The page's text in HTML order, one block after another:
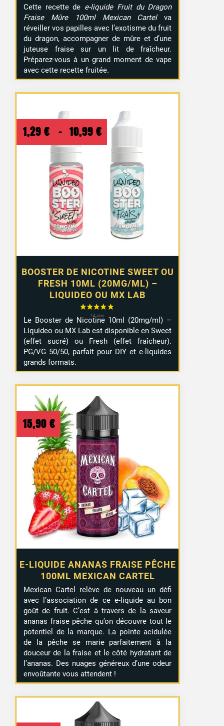
Cette recette de e-liquide Fruit du Dragon
Fraise Mûre 100ml Mexican Cartelva
réveiller vos papilles avec l’exotisme du fruit
du dragon, accompagner de mûre et d’une
juteuse fraise sur un lit de fraîcheur.
Préparez-vous à un grand moment de vape
avec cette recette fruitée.
BOOSTER DE NICOTINE SWEET OU
FRESH 10ML (20MG/ML) –
LIQUIDEO OU MX LAB
1,29 € – 10,99 €
Plage
de
prix :
1,29 €
10,99 €
Le Booster de Nicotine 10ml (20mg/ml) –
Liquideo ou MX Lab est disponible en Sweet
(effet sucré) ou Fresh (effet fraîcheur).
PG/VG 50/50, parfait pour DIY et e-liquides
grands formats.
E-LIQUIDE ANANAS FRAISE PÊCHE
100ML MEXICAN CARTEL
15,90 €
Mexican Cartel relève de nouveau un défi
avec l’association de ce e-liquide au bon
goût de fruit. C’est à travers de la saveur
ananas fraise pêche qu’on découvre tout le
potentiel de la marque. La pointe acidulée
de la pêche se marie parfaitement à la
douceur de la fraise et le côté hydratant de
l’ananas. Des nuages généreux d’une odeur
envoûtante vous attendent !